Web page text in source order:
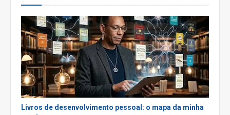
Livros de desenvolvimento pessoal: o mapa da minha